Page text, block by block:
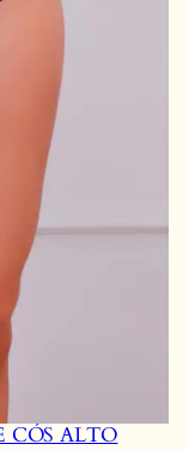
CÓS ALTO